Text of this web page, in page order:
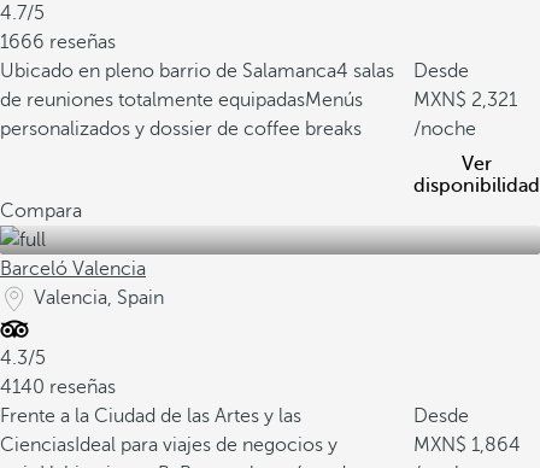
4.7/5
1666 reseñas
Ubicado en pleno barrio de Salamanca4 salas
de reuniones totalmente equipadasMenús
personalizados y dossier de coffee breaks
Desde
2,321
/noche
Ver
disponibilidad
Compara
Barceló Valencia
Valencia, Spain
4.3/5
4140 reseñas
Frente a la Ciudad de las Artes y las
Ciencias Ideal para viajes de negocios y
Desde
1,864